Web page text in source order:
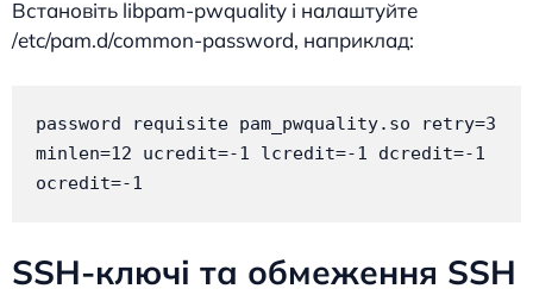
Встановіть libpam-pwquality і налаштуйте
/etc/pam.d/common-password, наприклад:
password requisite pam_pwquality.so retry=3
minlen=12 ucredit=-1 lcredit=-1 dcredit=-1
ocredit=-1
SSH-ключі та обмеження SSH